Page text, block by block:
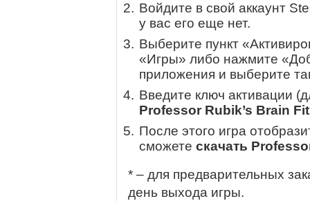
Войдите в свой аккаунт
у вас его еще нет.
Выберите пункт
«Игры» либо нажмите
приложения и выберите
Введите ключ активации
Professor Rubik’s Brain
После этого игра
сможете скачать
* – для предварительных
день выхода игры.